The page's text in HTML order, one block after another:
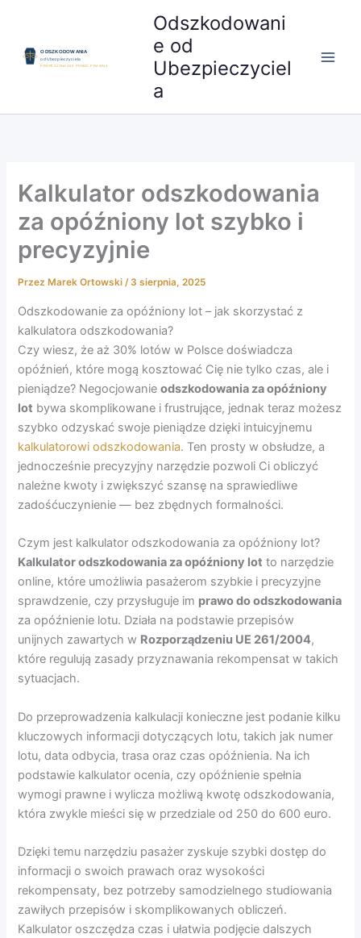
treści
Odszkodowani
e od
Ubezpieczyciel
a
Kalkulator odszkodowania
za opóźniony lot szybko i
precyzyjnie
Przez Marek Ortowski/ 3 sierpnia, 2025
Odszkodowanie za opóźniony lot – jak skorzystać z
kalkulatora odszkodowania?
Czy wiesz, że aż 30% lotów w Polsce doświadcza
opóźnień, które mogą kosztować Cię nie tylko czas, ale i
pieniądze? Negocjowanieodszkodowania za opóźniony
lot bywa skomplikowane i frustrujące, jednak teraz możesz
szybko odzyskać swoje pieniądze dzięki intuicyjnemu
kalkulatorowi odszkodowania. Ten prosty w obsłudze, a
jednocześnie precyzyjny narzędzie pozwoli Ci obliczyć
należne kwoty i zwiększyć szansę na sprawiedliwe
zadośćuczynienie — bez zbędnych formalności.
Czym jest kalkulator odszkodowania za opóźniony lot?
Kalkulator odszkodowania za opóźniony lot to narzędzie
online, które umożliwia pasażerom szybkie i precyzyjne
sprawdzenie, czy przysługuje im prawo do odszkodowania
za opóźnienie lotu. Działa na podstawie przepisów
unijnych zawartych w Rozporządzeniu UE 261/2004,
które regulują zasady przyznawania rekompensat w takich
sytuacjach.
Do przeprowadzenia kalkulacji konieczne jest podanie kilku
kluczowych informacji dotyczących lotu, takich jak numer
lotu, data odbycia, trasa oraz czas opóźnienia. Na ich
podstawie kalkulator ocenia, czy opóźnienie spełnia
wymogi prawne i wylicza możliwą kwotę odszkodowania,
która zwykle mieści się w przedziale od 250 do 600 euro.
Dzięki temu narzędziu pasażer zyskuje szybki dostęp do
informacji o swoich prawach oraz wysokości
rekompensaty, bez potrzeby samodzielnego studiowania
zawiłych przepisów i skomplikowanych obliczeń.
Kalkulator oszczędza czas i ułatwia podjęcie dalszych